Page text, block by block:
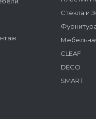
Стекла и
CLEAF
DECO
SMART